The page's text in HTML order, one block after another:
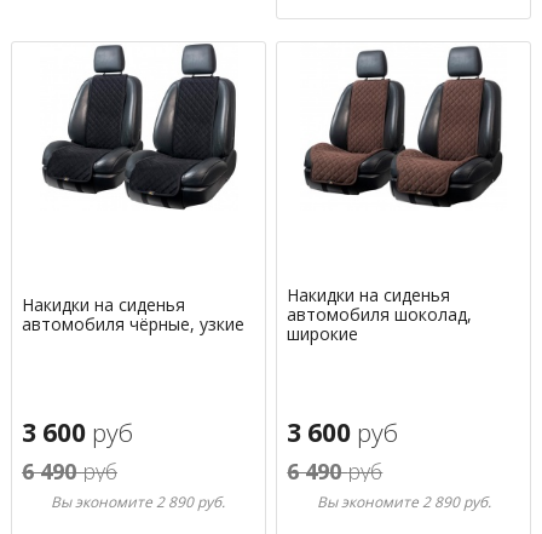
Накидки на сиденья
автомобиля чёрные, узкие
3 600 руб
6 490руб
Вы экономите 2 890 руб.
Накидки на сиденья
автомобиля шоколад,
широкие
3 600 руб
6 490руб
Вы экономите 2 890 руб.